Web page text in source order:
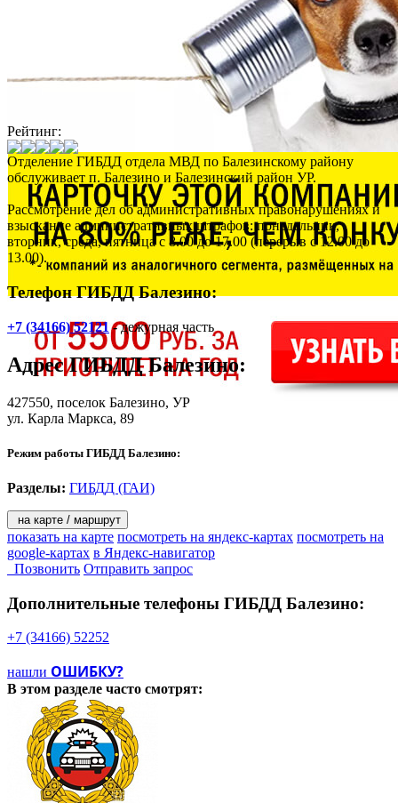
Рейтинг:
Отделение ГИБДД отдела МВД по Балезинскому району
обслуживает п. Балезино и Балезинский район УР.
Рассмотрение дел об административных правонарушениях и
взыскание административных штрафов: понедельник,
вторник, среда, пятница с 8.00 до 17.00 (перерыв с 12.00 до
13.00).
Телефон ГИБДД Балезино:
+7 (34166) 52121 - дежурная часть
АдресГИБДД Балезино:
427550, поселок Балезино, УР
ул. Карла Маркса, 89
Режим работы ГИБДД Балезино:
Разделы: ГИБДД (ГАИ)
на карте / маршрут
показать на карте посмотреть на яндекс-картах посмотреть на
google-картах в Яндекс-навигатор
Позвонить Отправить запрос
Дополнительные телефоны ГИБДД Балезино:
+7 (34166) 52252
нашли ОШИБКУ?
В этом разделе часто смотрят: